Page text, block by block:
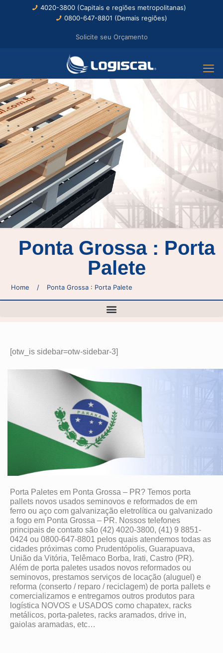
4020-3800 (Capitais e regiões metropolitanas)
0800-647-8801 (Demais regiões)
Solicite seu Orçamento
Ponta Grossa : Porta
Palete
Home / Ponta Grossa : Porta Palete
[otw_is sidebar=otw-sidebar-3]
Porta Paletes em Ponta Grossa – PR? Temos porta
pallets novos usados seminovos e reformados de em
ferro ou aço com galvanização eletrolítica ou galvanizado
a fogo em Ponta Grossa – PR. Nossos telefones
principais de contato são (42) 4020-3800, (41) 9 8851-
0424 ou 0800-647-8801 pelos quais atendemos todas as
cidades próximas como Prudentópolis, Guarapuava,
União da Vitória, Telêmaco Borba, Irati, Castro (PR).
Além de porta paletes usados novos reformados ou
seminovos, prestamos serviços de locação (aluguel) e
reforma (conserto / reparo / reciclagem) de porta pallets e
comercializamos e entregamos outros produtos para
logística NOVOS e USADOS como chapatex, racks
metálicos, porta-paletes, racks aramados, drive in,
gaiolas aramadas, etc…